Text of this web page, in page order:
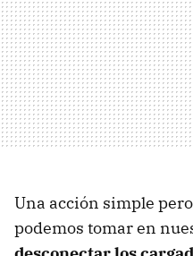
Una acción simple
podemos tomar en